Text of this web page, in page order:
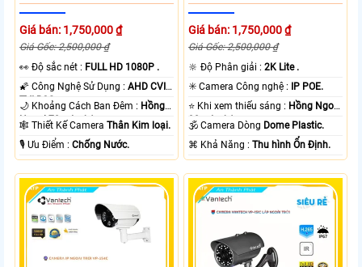
Giá bán: 1,750,000 ₫
Giá Gốc: 2,500,000 ₫
️👀 Độ sắc nét : FULL HD 1080P .
🌠 Công Nghệ Sử Dụng :AHD CVI
TVI BCS.
🌙 Khoảng Cách Ban Đêm : Hồng
Ngoại 70m Led Array.
🕸️ Thiết Kế CameraThân Kim loại.
️🎙 Ưu Điểm :Chống Nước.
Giá bán: 1,750,000 ₫
Giá Gốc: 2,500,000 ₫
🔆 Độ Phân giải :2K Lite .
✳️ Camera Công nghệ :
IP POE.
⭐ Khi xem thiếu sáng : Hồng Ngoại
30m Led Array.
🕉️ Camera Dòng Dome Plastic.
️⌘ Khả Năng :Thu hình Ổn Định.